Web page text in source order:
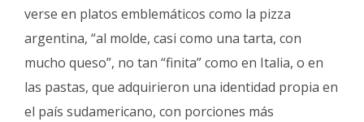
verse en platos emblemáticos como la pizza
argentina, “al molde, casi como una tarta, con
mucho queso”, no tan “finita” como en Italia, o en
las pastas, que adquirieron una identidad propia en
el país sudamericano, con porciones más